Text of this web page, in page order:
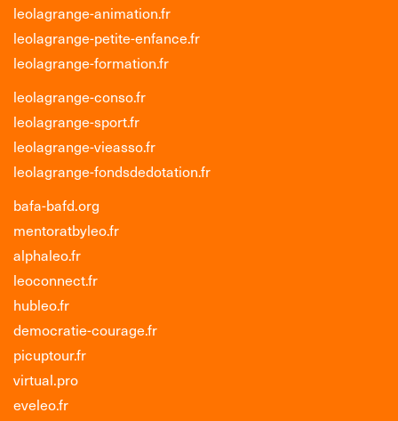
leolagrange-animation.fr
leolagrange-petite-enfance.fr
leolagrange-formation.fr
leolagrange-conso.fr
leolagrange-sport.fr
leolagrange-vieasso.fr
leolagrange-fondsdedotation.fr
bafa-bafd.org
mentoratbyleo.fr
alphaleo.fr
leoconnect.fr
hubleo.fr
democratie-courage.fr
picuptour.fr
virtual.pro
eveleo.fr